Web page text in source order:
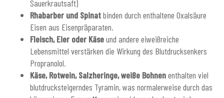
Sauerkrautsaft)
Rhabarber und Spinatbinden durch enthaltene Oxalsäure
Eisen aus Eisenpräparaten.
Fleisch, Eier oder Käseund andere eiweißreiche
Lebensmittel verstärken die Wirkung des Blutdrucksenkers
Propranolol.
Käse, Rotwein, Salzheringe, weiße Bohnenenthalten viel
blutdrucksteigerndes Tyramin, was normalerweise durch das